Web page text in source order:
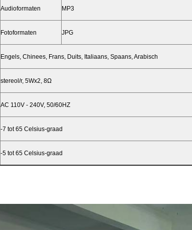
Audioformaten MP3
Fotoformaten JPG
Engels, Chinees, Frans, Duits, Italiaans, Spaans, Arabisch
stereol/r, 5Wx2, 8Ω
AC 110V - 240V, 50/60HZ
-7 tot 65 Celsius-graad
-5 tot 65 Celsius-graad